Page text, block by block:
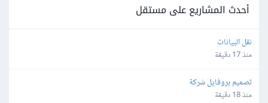
أحدث المشاريع على مستقل
نقل البيانات
منذ 17 دقيقة
تصميم بروفايل شركة
منذ 18 دقيقة